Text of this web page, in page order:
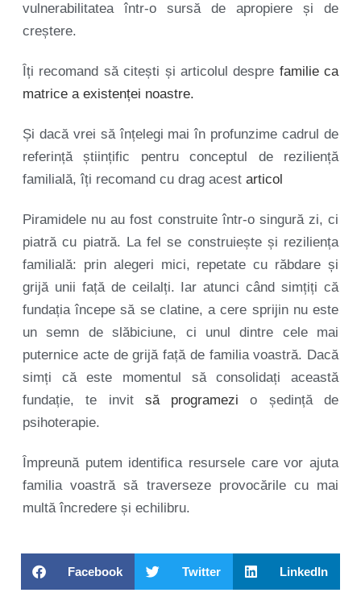
vulnerabilitatea într-o sursă de apropiere și de
creștere.
Îți recomand să citești și articolul despre familie ca
matrice a existenței noastre.
Și dacă vrei să înțelegi mai în profunzime cadrul de
referință științific pentru conceptul de reziliență
familială, îți recomand cu drag acest articol
Piramidele nu au fost construite într-o singură zi, ci
piatră cu piatră. La fel se construiește și reziliența
familială: prin alegeri mici, repetate cu răbdare și
grijă unii față de ceilalți. Iar atunci când simțiți că
fundația începe să se clatine, a cere sprijin nu este
un semn de slăbiciune, ci unul dintre cele mai
puternice acte de grijă față de familia voastră. Dacă
simți că este momentul să consolidați această
fundație, te invit să programezi o ședință de
psihoterapie.
Împreună putem identifica resursele care vor ajuta
familia voastră să traverseze provocările cu mai
multă încredere și echilibru.
Facebook Twitter LinkedIn